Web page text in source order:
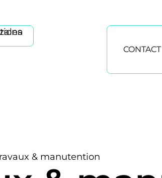
CONTACT
& manutention